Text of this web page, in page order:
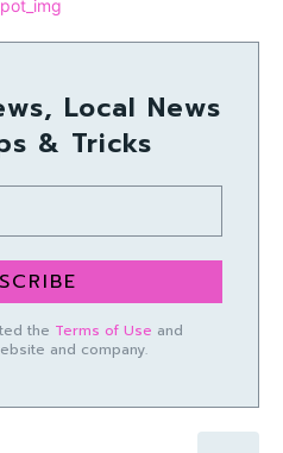
Local News
& Tricks
the Terms of Use and
and company.